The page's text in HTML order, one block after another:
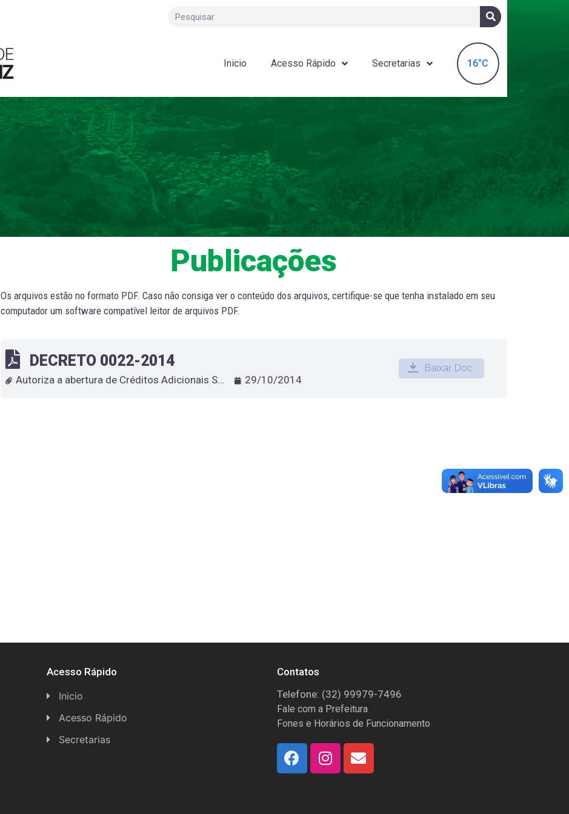
Inicio Acesso Rápido Secretarias 16°C
Publicações
Os arquivos estão no formato PDF. Caso não consiga ver o conteúdo dos arquivos, certifique-se que tenha instalado em seu
computador um software compatível leitor de arquivos PDF.
DECRETO 0022-2014
Autoriza a abertura de Créditos Adicionais Suplementares no valor de 349.372.06 29/10/2014
Baixar Doc.
Acesso Rápido
Inicio
Acesso Rápido
Concursos
Secretarias
Contatos
Telefone: (32) 99979-7496
Fale com a Prefeitura
Fones e Horários de Funcionamento